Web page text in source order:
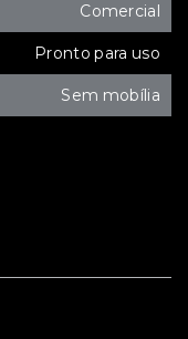
Comercial
Pronto para uso
Sem mobília